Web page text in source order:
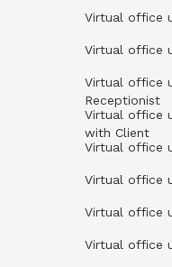
Virtual office
Virtual office
Virtual office
Receptionist
Virtual office
with Client
Virtual office
Virtual office
Virtual office
Virtual office